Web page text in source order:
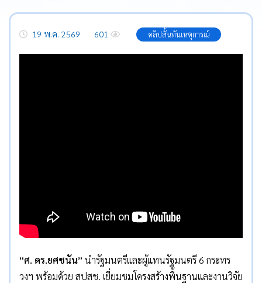
19 พ.ค. 2569 601 คลิปสั้นทันเหตุการณ์
“ศ. ดร.ยศชนัน” นำรัฐมนตรีและผู้แทนรัฐมนตรี 6 กระทร
วงฯ พร้อมด้วย สปสช. เยี่ยมชมโครงสร้างพื้นฐานและงานวิจัย